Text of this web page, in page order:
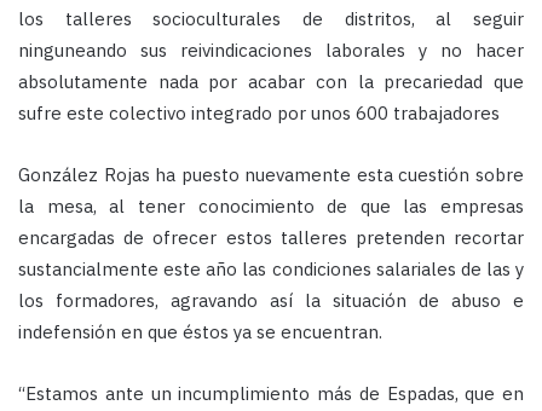
los talleres socioculturales de distritos, al seguir
ninguneando sus reivindicaciones laborales y no hacer
absolutamente nada por acabar con la precariedad que
sufre este colectivo integrado por unos 600 trabajadores
González Rojas ha puesto nuevamente esta cuestión sobre
la mesa, al tener conocimiento de que las empresas
encargadas de ofrecer estos talleres pretenden recortar
sustancialmente este año las condiciones salariales de las y
los formadores, agravando así la situación de abuso e
indefensión en que éstos ya se encuentran.
“Estamos ante un incumplimiento más de Espadas, que en